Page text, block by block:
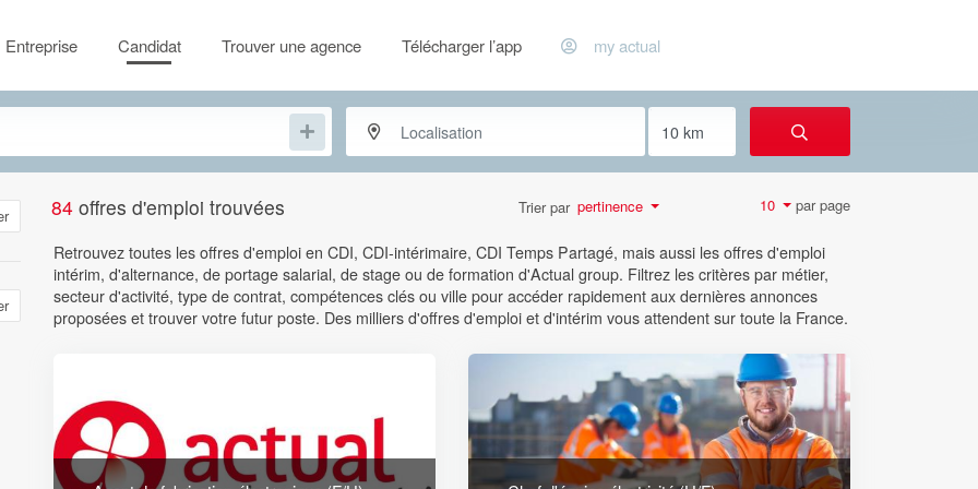
Entreprise Candidat Trouver une agence Télécharger l’app my actual
84 offres d'emploi trouvées Trier par pertinence 10 par page
Retrouvez toutes les offres d'emploi en CDI, CDI-intérimaire, CDI Temps Partagé, mais aussi les offres d'emploi
intérim, d'alternance, de portage salarial, de stage ou de formation d'Actual group. Filtrez les critères par métier,
secteur d'activité, type de contrat, compétences clés ou ville pour accéder rapidement aux dernières annonces
proposées et trouver votre futur poste. Des milliers d'offres d'emploi et d'intérim vous attendent sur toute la France.